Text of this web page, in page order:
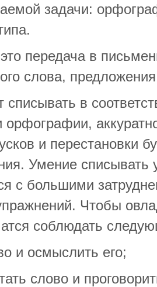
задачи:
передача в
слова,
списывать в
орфографии,
и перестановки
Умение списывать
с большими
Чтобы
соблюдать
и осмыслить его;
слово и